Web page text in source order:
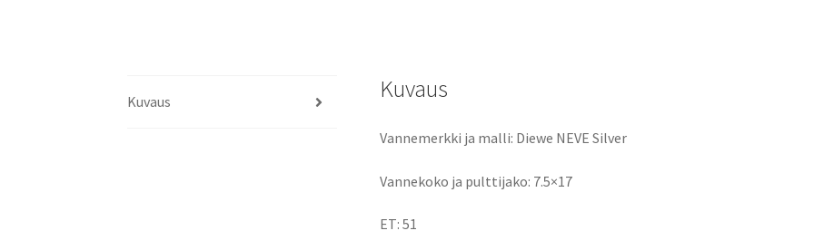
k
Kuvaus Kuvaus
Vannemerkki ja malli: Diewe NEVE Silver
Vannekoko ja pulttijako: 7.5×17
ET: 51